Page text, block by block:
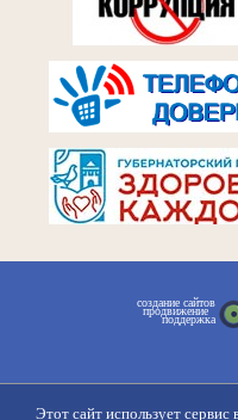
создание сайтов
продвижение
поддержка
Этот сайт использует